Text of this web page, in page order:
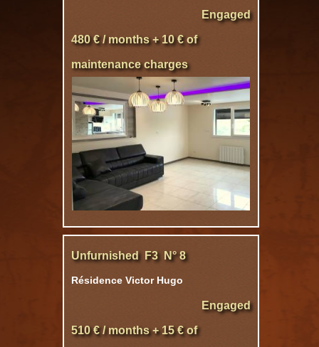
Engaged
480 € / months + 10 € of
maintenance charges
Unfurnished F3 N° 8
Résidence Victor Hugo
Engaged
510 € / months + 15 € of